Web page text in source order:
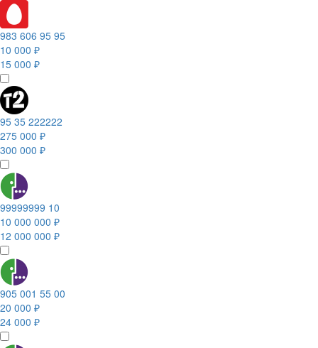
983 606 95 95
10 000 ₽
15 000 ₽
95 35 222222
275 000 ₽
300 000 ₽
99999999 10
10 000 000 ₽
12 000 000 ₽
905 001 55 00
20 000 ₽
24 000 ₽